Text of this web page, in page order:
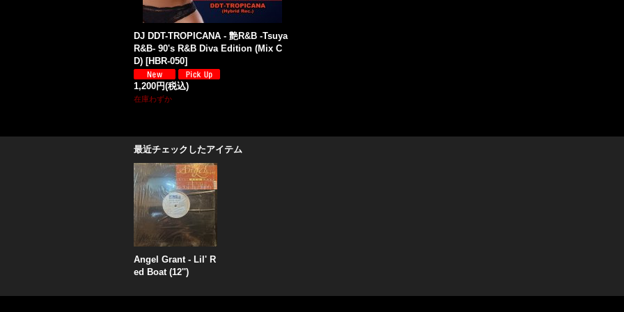
DJ DDT-TROPICANA - 艶R&B -Tsuya
R&B- 90's R&B Diva Edition (Mix C
D) [HBR-050]
1,200円(税込)
在庫わずか
最近チェックしたアイテム
Angel Grant - Lil' R
ed Boat (12'')